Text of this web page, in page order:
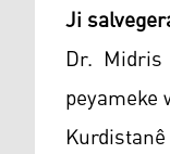
Ji
Dr.